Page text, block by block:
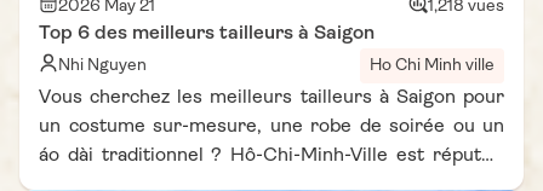
2026 May 21 1,218 vues
Top 6 des meilleurs tailleurs à Saigon
Nhi Nguyen Ho Chi Minh ville
Vous cherchez les meilleurs tailleurs à Saigon pour
un costume sur-mesure, une robe de soirée ou un
áo dài traditionnel ? Hô-Chi-Minh-Ville est réputée